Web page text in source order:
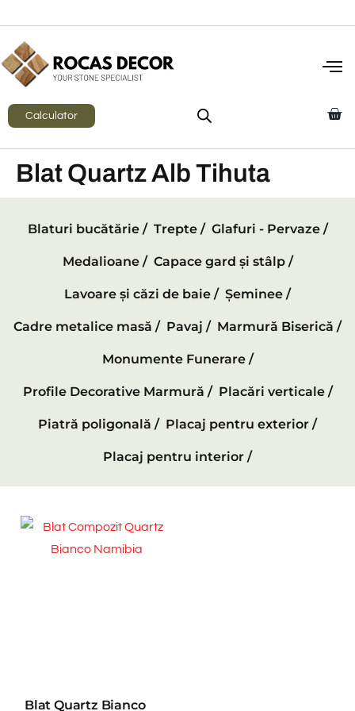
Calculator
Blat Quartz Alb Tihuta
Blaturi bucătărie / Trepte / Glafuri - Pervaze /
Medalioane / Capace gard și stâlp /
Lavoare și căzi de baie / Șeminee /
Cadre metalice masă / Pavaj / Marmură Biserică /
Monumente Funerare /
Profile Decorative Marmură / Placări verticale /
Piatră poligonală / Placaj pentru exterior /
Placaj pentru interior /
Blat Quartz Bianco